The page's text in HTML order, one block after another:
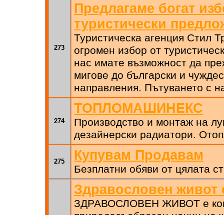
273
Предлагаме богат
туристически
Туристическа агенция Стил
огромен избор от
нас имате възможност да
мигове до български и
направления. Пътуването с
274
ТОПЛОМАШИНЕКС
Производство и монтаж на
дезайнерски радиатори.
275 Купувам Продавам
Безплатни обяви от цялата
Здравословен живот
ЗДРАВОСЛОВЕН ЖИВОТ е